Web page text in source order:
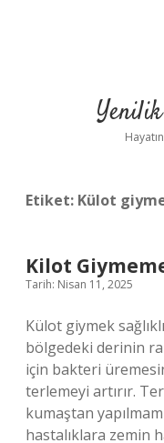
Etiket: Külot
Kilot
Tarih: Nisan 11, 2025
Külot giymek
bölgedeki derinin
için bakteri
terlemeyi artırır.
kumaştan
hastalıklara zemin